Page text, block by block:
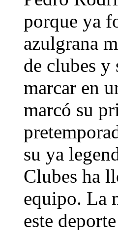
porque ya
azulgrana
de clubes
marcar en
marcó su
su ya
Clubes ha
equipo. La
este